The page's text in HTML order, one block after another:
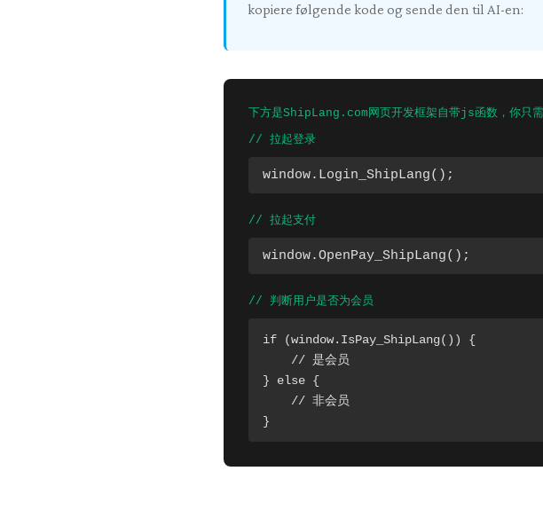
kopiere følgende kode og sende den til AI-en:
下方是ShipLang.com网页开发框架自带js函数，你只
// 拉起登录
window.Login_ShipLang();
// 拉起支付
window.OpenPay_ShipLang();
// 判断用户是否为会员
if (window.IsPay_ShipLang()) {
    // 是会员
} else {
    // 非会员
}